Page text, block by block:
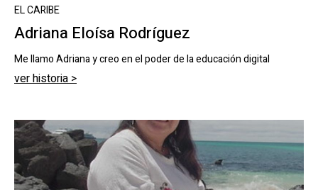
EL CARIBE
Adriana Eloísa Rodríguez
Me llamo Adriana y creo en el poder de la educación digital
ver historia >